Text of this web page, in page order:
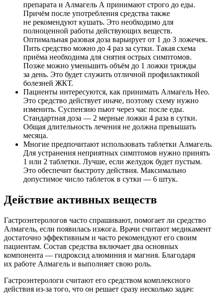
препарата и Алмагель А принимают строго до еды.
Причём после употребления средства также
не рекомендуют кушать. Это необходимо для
полноценной работы действующих веществ.
Оптимальная разовая доза варьирует от 1 до 3 ложечек.
Пить средство можно до 4 раз за сутки. Такая схема
приёма необходима для снятия острых симптомов.
Позже можно уменьшить объём до 1 ложки трижды
за день. Это будет служить отличной профилактикой
болезней ЖКТ.
Пациенты интересуются, как принимать Алмагель Нео.
Это средство действует иначе, поэтому схему нужно
изменить. Суспензию пьют через час после еды.
Стандартная доза — 2 мерные ложки 4 раза в сутки.
Общая длительность лечения не должна превышать
месяца.
Многие предпочитают использовать таблетки Алмагель.
Для устранения неприятных симптомов нужно принять
1 или 2 таблетки. Лучше, если желудок будет пустым.
Это обеспечит быстроту действия. Максимально
допустимое число таблеток в сутки — 6 штук.
Действие активных веществ
Гастроэнтерологов часто спрашивают, помогает ли средство
Алмагель, если появилась изжога. Врачи считают медикамент
достаточно эффективным и часто рекомендуют его своим
пациентам. Состав средства включает два основных
компонента — гидроксид алюминия и магния. Благодаря
их работе Алмагель и выполняет свою роль.
Гастроэнтерологи считают его средством комплексного
действия из-за того, что он решает сразу несколько задач: